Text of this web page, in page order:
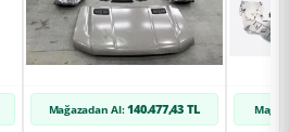
Mağazadan Al: 140.477,43 TL